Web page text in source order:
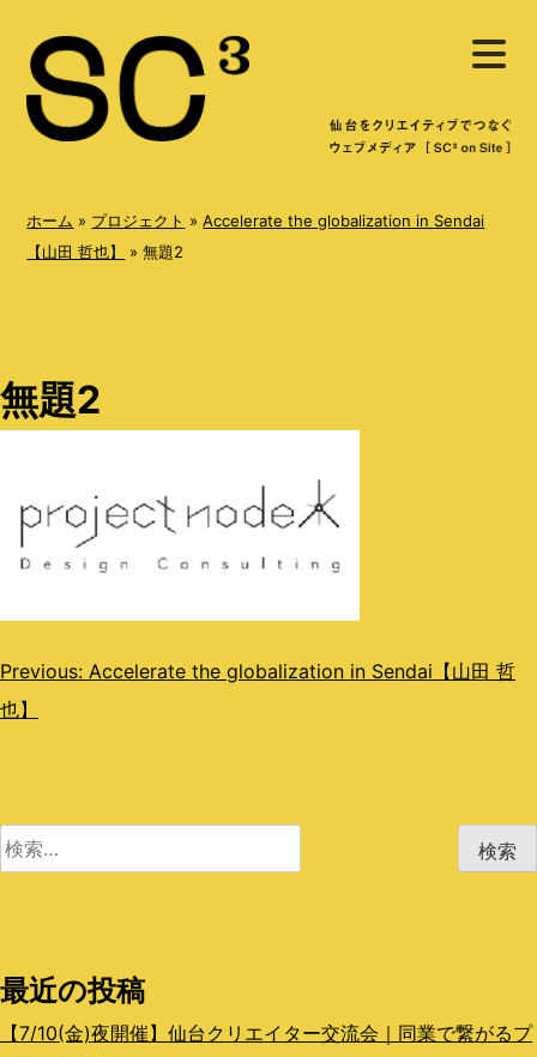
e
メ
ニ
を
開
く
ホーム » プロジェクト »Accelerate the globalization in Sendai
【山田 哲也】
»無題2
無題2
投
稿
ゲ
ョ
ン
Previous: Accelerate the globalization in Sendai【山田 哲
也】
検
最近の投稿
【7/10(金)夜開催】仙台クリエイター交流会｜同業で繋がるプ